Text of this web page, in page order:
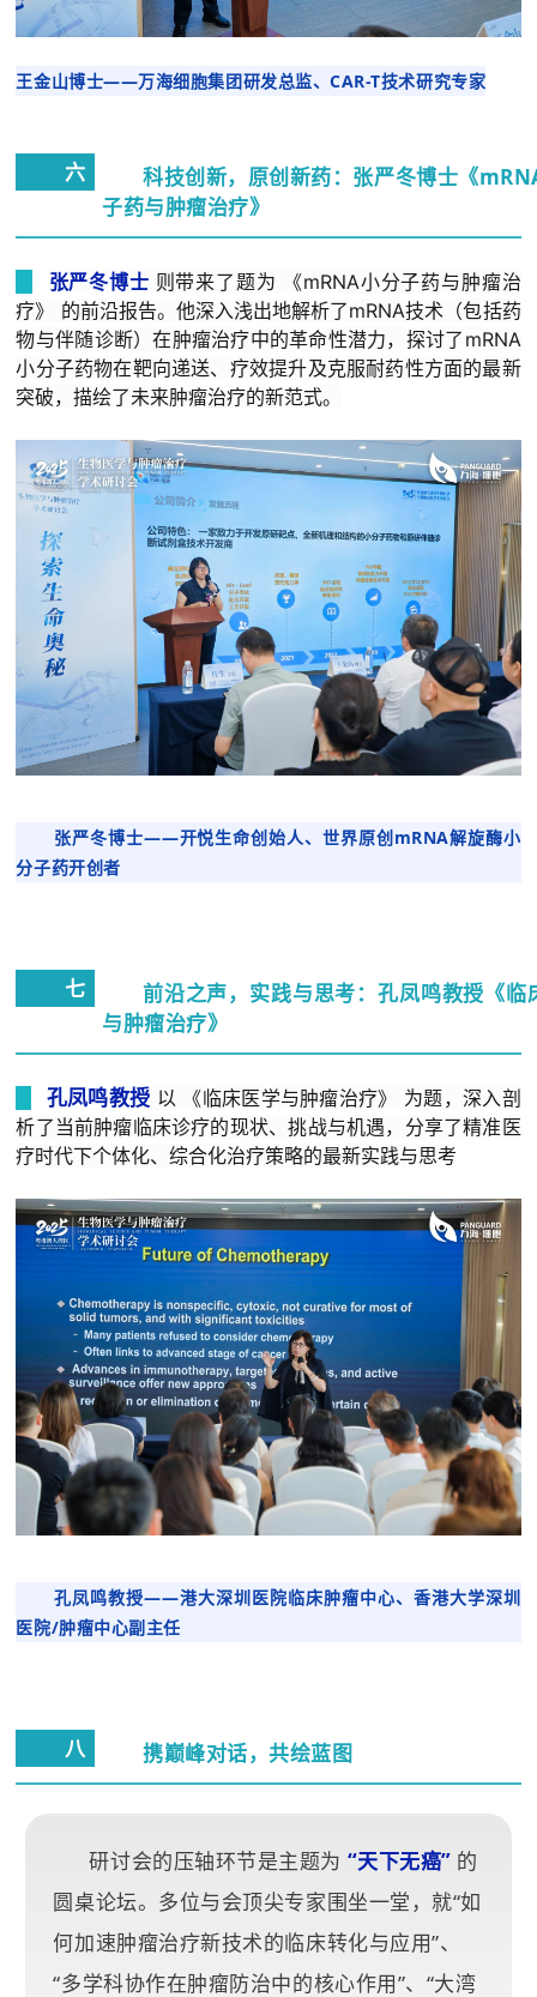
王金山博士——万海细胞集团研发总监、CAR-T技术研究专家
六
科技创新，原创新药：张严冬博士《
子药与肿瘤治疗》
张严冬博士 则带来了题为
《mRNA小分子药与肿瘤治
疗》
的前沿报告。他深入浅出地解析了mRNA技术（包括药
物与伴随诊断）在肿瘤治疗中的革命性潜力，探讨了mRNA
小分子药物在靶向递送、疗效提升及克服耐药性方面的最新
突破，描绘了未来肿瘤治疗的新范式。
张严冬博士——开悦生命创始人、 世界原创mRNA解旋酶小
分子药开创者
七 前沿之声， 实践与思考：孔凤鸣教授 《
与肿瘤治疗》
孔凤鸣教授 以 《临床医学与肿瘤治疗》
为题，深入剖
析了当前肿瘤临床诊疗的现状、挑战与机遇，分享了精准医
疗时代下个体化、综合化治疗策略的最新实践与思考
孔凤鸣教授——港大深圳医院临床肿瘤中心、 香港大学深圳
医院/肿瘤中心副主任
八 携巅峰对话，共绘蓝图
研讨会的压轴环节是主题为 “天下无癌” 的
圆桌论坛。多位与会顶尖专家围坐一堂，就“如
何加速肿瘤治疗新技术的临床转化与应用”、
“多学科协作在肿瘤防治中的核心作用”、“大湾